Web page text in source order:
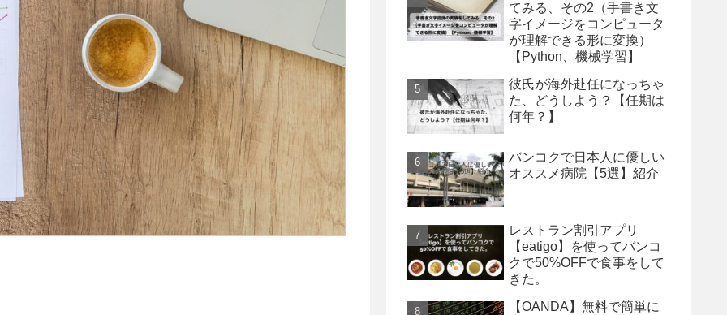
てみる、その2（手書き文
字イメージをコンピュータ
が理解できる形に変換）
【Python、機械学習】
彼氏が海外赴任になっちゃ
た、どうしよう？【任期は
何年？】
バンコクで日本人に優しい
オススメ病院【5選】紹介
レストラン割引アプリ
【eatigo】を使ってバンコ
クで50%OFFで食事をして
きた。
【OANDA】無料で簡単に